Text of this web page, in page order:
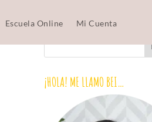
Escuela Online Mi Cuenta
¡HOLA! ME LLAMO BEI…